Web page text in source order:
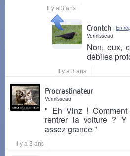
Il y a 3 ans
Crontch
En
Vermisseau
Non, eux,
débiles
Il y a 3 ans
Procrastinateur
Vermisseau
" Eh Vinz !
rentrer la voiture ?
assez grande "
Il y a 3 ans